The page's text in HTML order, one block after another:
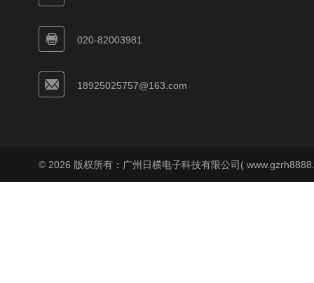
020-82003981
18925025757@163.com
© 2026 版权所有：广州日横电子科技有限公司(